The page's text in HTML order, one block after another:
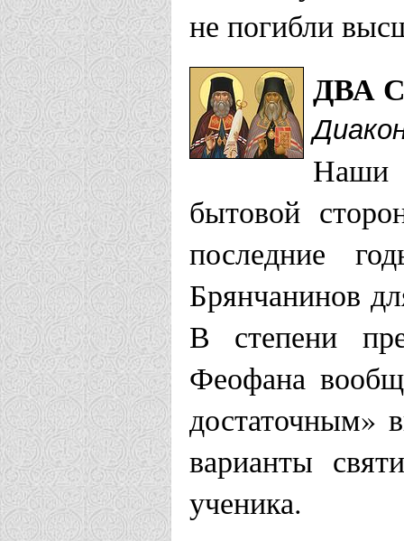
не погибли
ДВА
Наши
бытовой
последние
Брянчанинов
В степени
Феофана
достаточным»
варианты
ученика.